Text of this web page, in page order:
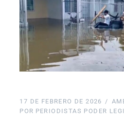
17 DE FEBRERO DE 2026
POR PERIODISTAS PODER